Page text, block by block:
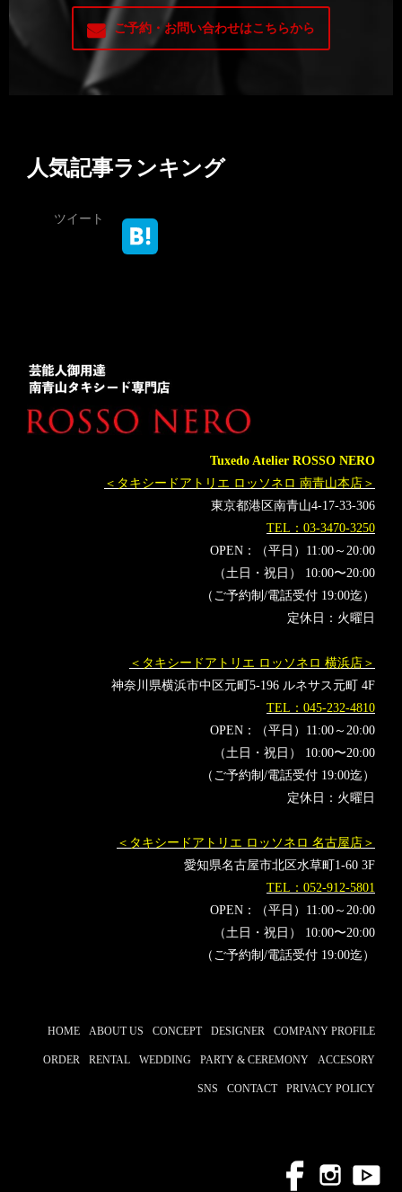
ご予約・お問い合わせはこちらから
人気記事ランキング
ツイート
Tuxedo Atelier ROSSO NERO
＜タキシードアトリエ ロッソネロ 南青山本店＞
東京都港区南青山4-17-33-306
TEL：03-3470-3250
OPEN：（平日）11:00～20:00
（土日・祝日） 10:00〜20:00
（ご予約制/電話受付 19:00迄）
定休日：火曜日
＜タキシードアトリエ ロッソネロ 横浜店＞
神奈川県横浜市中区元町5-196 ルネサス元町 4F
TEL：045-232-4810
OPEN：（平日）11:00～20:00
（土日・祝日） 10:00〜20:00
（ご予約制/電話受付 19:00迄）
定休日：火曜日
＜タキシードアトリエ ロッソネロ 名古屋店＞
愛知県名古屋市北区水草町1-60 3F
TEL：052-912-5801
OPEN：（平日）11:00～20:00
（土日・祝日） 10:00〜20:00
（ご予約制/電話受付 19:00迄）
HOME ABOUT US CONCEPT DESIGNER COMPANY PROFILE
ORDER RENTAL WEDDING PARTY & CEREMONY ACCESORY
SNS CONTACT PRIVACY POLICY